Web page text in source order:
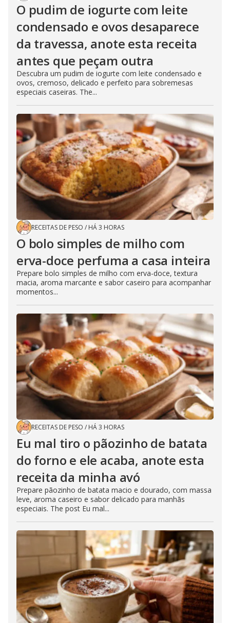
O pudim de iogurte com leite
condensado e ovos desaparece
da travessa, anote esta receita
antes que peçam outra
Descubra um pudim de iogurte com leite condensado e
ovos, cremoso, delicado e perfeito para sobremesas
especiais caseiras. The...
RECEITAS DE PESO / HÁ 3 HORAS
O bolo simples de milho com
erva-doce perfuma a casa inteira
Prepare bolo simples de milho com erva-doce, textura
macia, aroma marcante e sabor caseiro para acompanhar
momentos...
RECEITAS DE PESO / HÁ 3 HORAS
Eu mal tiro o pãozinho de batata
do forno e ele acaba, anote esta
receita da minha avó
Prepare pãozinho de batata macio e dourado, com massa
leve, aroma caseiro e sabor delicado para manhãs
especiais. The post Eu mal...